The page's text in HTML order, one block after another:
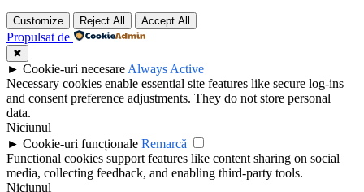
Customize Reject All Accept All
Propulsat de
✖
► Cookie-uri necesare Always Active
Necessary cookies enable essential site features like secure log-ins
and consent preference adjustments. They do not store personal
data.
Niciunul
► Cookie-uri funcționale Remarcă
Functional cookies support features like content sharing on social
media, collecting feedback, and enabling third-party tools.
Niciunul